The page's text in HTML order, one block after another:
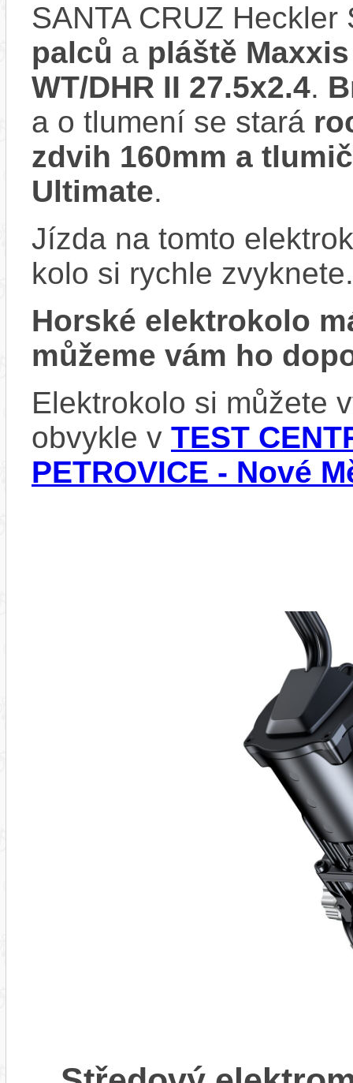
SANTA CRUZ
palců a pláště
WT/DHR II 27.5x2.4.
a o tlumení se stará
zdvih 160mm a
Ultimate.
Jízda na tomto
kolo si rychle zvyknete.
Horské elektrokolo
můžeme vám ho
Elektrokolo si můžete
obvykle v TEST
PETROVICE - Nové